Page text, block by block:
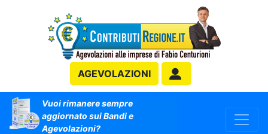
AGEVOLAZIONI
Vuoi rimanere sempre
aggiornato sui Bandi e
Agevolazioni?